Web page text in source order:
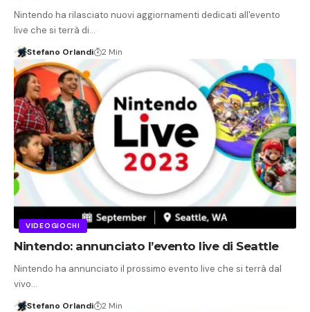
Nintendo ha rilasciato nuovi aggiornamenti dedicati all'evento
live che si terrà di…
Stefano Orlandi 2 Min
VIDEOGIOCHI
Nintendo: annunciato l’evento live di Seattle
Nintendo ha annunciato il prossimo evento live che si terrà dal
vivo…
Stefano Orlandi 2 Min